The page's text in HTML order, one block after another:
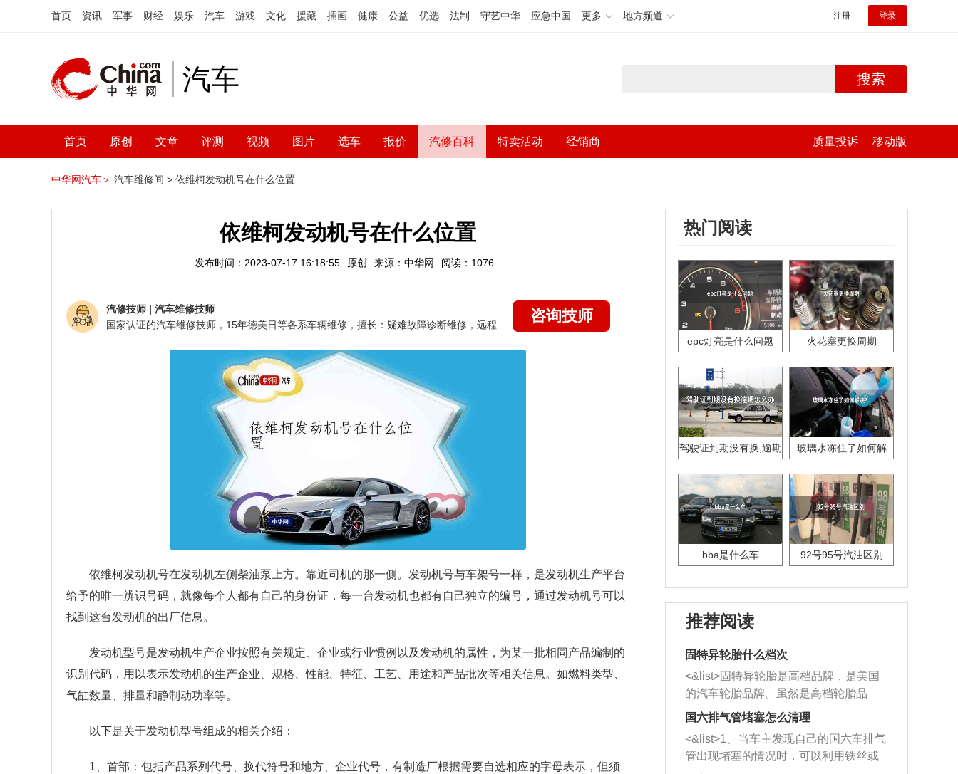
首页 资讯 军事 财经 娱乐 汽车 游戏 文化 援藏 插画 健康 公益 优选 法制 守艺中华 应急中国 更多 地方频道 注册 登录
汽车 搜索
首页 原创 文章 评测 视频 图片 选车 报价 汽修百科 特卖活动 经销商 质量投诉 移动版
中华网汽车＞ 汽车维修间 > 依维柯发动机号在什么位置
依维柯发动机号在什么位置
发布时间：2023-07-17 16:18:55 原创 来源：中华网 阅读：1076
汽修技师 | 汽车维修技师
咨询技师
依维柯发动机号在发动机左侧柴油泵上方。靠近司机的那一侧。发动机号与车架号一样，是发动机生产平台
给予的唯一辨识号码，就像每个人都有自己的身份证，每一台发动机也都有自己独立的编号，通过发动机号可以
找到这台发动机的出厂信息。
发动机型号是发动机生产企业按照有关规定、企业或行业惯例以及发动机的属性，为某一批相同产品编制的
识别代码，用以表示发动机的生产企业、规格、性能、特征、工艺、用途和产品批次等相关信息。如燃料类型、
气缸数量、排量和静制动功率等。
以下是关于发动机型号组成的相关介绍：
1、首部：包括产品系列代号、换代符号和地方、企业代号，有制造厂根据需要自选相应的字母表示，但须
热门阅读
epc灯亮是什么问题 火花塞更换周期
驾驶证到期没有换,逾期
玻璃水冻住了如何解
bba是什么车 92号95号汽油区别
推荐阅读
固特异轮胎什么档次
<&list>固特异轮胎是高档品牌，是美国
的汽车轮胎品牌。虽然是高档轮胎品
牌，但是中高低端的轮胎都有生产，这
也是为了更好的开拓市场。
国六排气管堵塞怎么清理
<&list>1、当车主发现自己的国六车排气
管出现堵塞的情况时，可以利用铁丝或